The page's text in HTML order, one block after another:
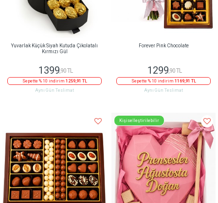
Yuvarlak Küçük Siyah Kutuda Çikolatalı
Kırmızı Gül
1399 ,90 TL
Sepette % 10 indirim 1259,91 TL
Aynı Gün Teslimat
Forever Pink Chocolate
1299 ,90 TL
Sepette % 10 indirim 1169,91 TL
Aynı Gün Teslimat
Kişiselleştirilebilir